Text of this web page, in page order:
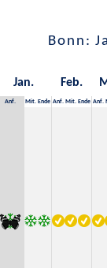
Bonn:
Jan. Feb.
Anf. Mit. Ende Anf. Mit. Ende Anf.